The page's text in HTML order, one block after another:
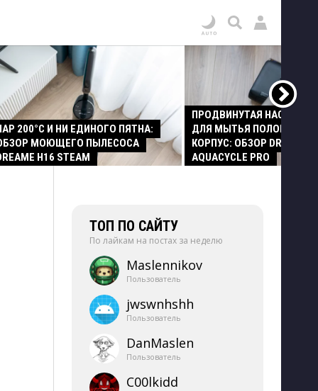
200°C И НИ ЕДИНОГО ПЯТНА:
МОЮЩЕГО ПЫЛЕСОСА
H16 STEAM
ПРОДВИНУТАЯ НАСАДКА
ДЛЯ МЫТЬЯ ПОЛОВ И
КОРПУС: ОБЗОР DREAME
AQUACYCLE PRO
ТОП ПО САЙТУ
По лайкам на постах за неделю
Maslennikov
Пользователь
jwswnhshh
Пользователь
DanMaslen
Пользователь
C00lkidd